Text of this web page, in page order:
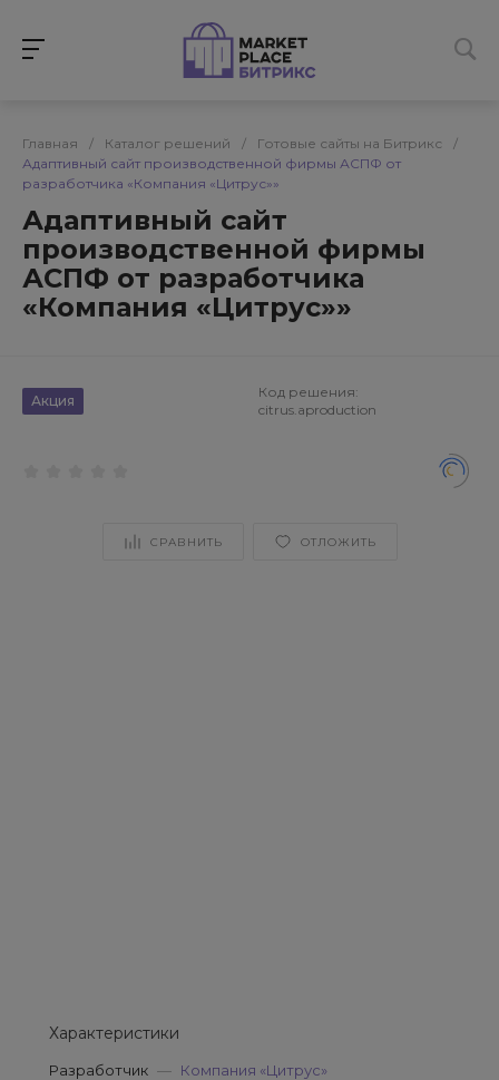
Главная / Каталог решений / Готовые сайты на Битрикс
/
Адаптивный сайт производственной фирмы АСПФ от
разработчика «Компания «Цитрус»»
Адаптивный сайт
производственной фирмы
АСПФ от разработчика
«Компания «Цитрус»»
Акция
Код решения:
citrus.aproduction
СРАВНИТЬ ОТЛОЖИТЬ
Характеристики
Разработчик — Компания «Цитрус»